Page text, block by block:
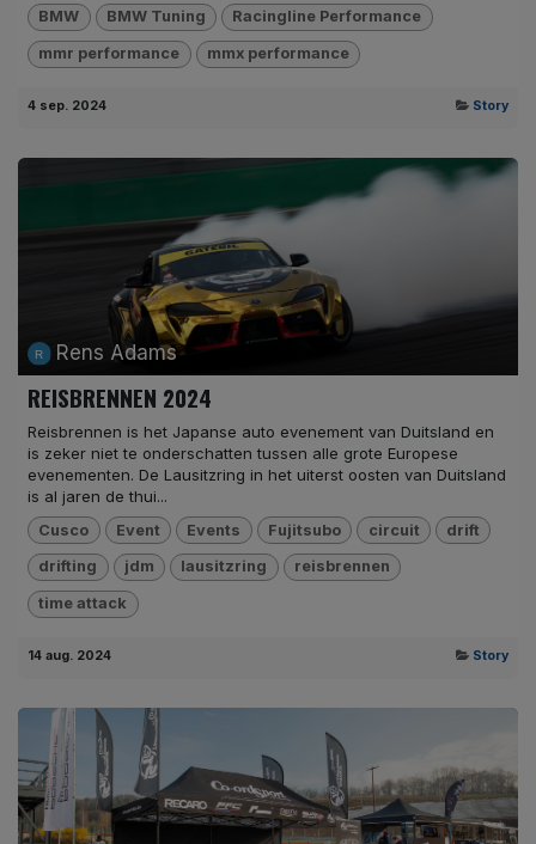
BMW BMW Tuning Racingline Performance
mmr performance mmx performance
4 sep. 2024 Story
Rens Adams
REISBRENNEN 2024
Reisbrennen is het Japanse auto evenement van Duitsland en
is zeker niet te onderschatten tussen alle grote Europese
evenementen. De Lausitzring in het uiterst oosten van Duitsland
is al jaren de thui...
Cusco Event Events Fujitsubo circuit drift
drifting jdm lausitzring reisbrennen
time attack
14 aug. 2024 Story